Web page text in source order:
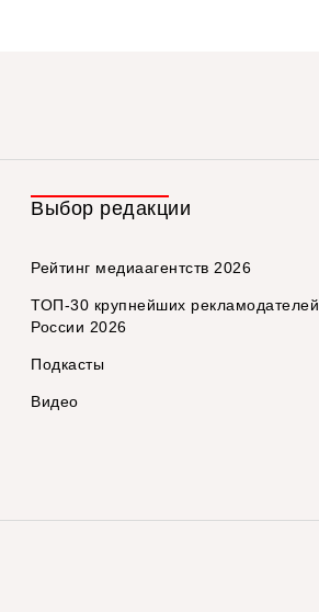
Выбор редакции
Рейтинг медиаагентств 2026
ТОП-30 крупнейших рекламодателей
России 2026
Подкасты
Видео